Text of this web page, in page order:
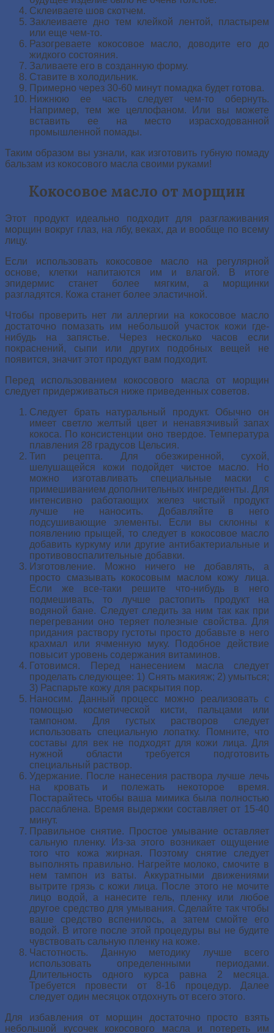
Склеиваете шов скотчем.
Заклеиваете дно тем клейкой лентой, пластырем
или еще чем-то.
Разогреваете кокосовое масло, доводите его до
жидкого состояния.
Заливаете его в созданную форму.
Ставите в холодильник.
Примерно через 30-60 минут помадка будет готова.
Нижнюю ее часть следует чем-то обернуть.
Например, тем же целлофаном. Или вы можете
вставить ее на место израсходованной
промышленной помады.
Таким образом вы узнали, как изготовить губную помаду
бальзам из кокосового масла своими руками!
Кокосовое масло от морщин
Этот продукт идеально подходит для разглаживания
морщин вокруг глаз, на лбу, веках, да и вообще по всему
лицу.
Если использовать кокосовое масло на регулярной
основе, клетки напитаются им и влагой. В итоге
эпидермис станет более мягким, а морщинки
разгладятся. Кожа станет более эластичной.
Чтобы проверить нет ли аллергии на кокосовое масло
достаточно помазать им небольшой участок кожи где-
нибудь на запястье. Через несколько часов если
покраснений, сыпи или других подобных вещей не
появится, значит этот продукт вам подходит.
Перед использованием кокосового масла от морщин
следует придерживаться ниже приведенных советов.
Следует брать натуральный продукт. Обычно он
имеет светло желтый цвет и ненавязчивый запах
кокоса. По консистенции оно твердое. Температура
плавления 28 градусов Цельсия.
Тип рецепта. Для обезжиренной, сухой,
шелушащейся кожи подойдет чистое масло. Но
можно изготавливать специальные маски с
примешиванием дополнительных ингредиенты. Для
интенсивно работающих желез чистый продукт
лучше не наносить. Добавляйте в него
подсушивающие элементы. Если вы склонны к
появлению прыщей, то следует в кокосовое масло
добавить куркуму или другие антибактериальные и
противовоспалительные добавки.
Изготовление. Можно ничего не добавлять, а
просто смазывать кокосовым маслом кожу лица.
Если же все-таки решите что-нибудь в него
подмешивать, то лучше растопить продукт на
водяной бане. Следует следить за ним так как при
перегревании оно теряет полезные свойства. Для
придания раствору густоты просто добавьте в него
крахмал или ячменную муку. Подобное действие
повысит уровень содержания витаминов.
Готовимся. Перед нанесением масла следует
проделать следующее: 1) Снять макияж; 2) умыться;
3) Распарьте кожу для раскрытия пор.
Наносим. Данный процесс можно реализовать с
помощью косметической кисти, пальцами или
тампоном. Для густых растворов следует
использовать специальную лопатку. Помните, что
составы для век не подходят для кожи лица. Для
нужной области требуется подготовить
специальный раствор.
Удержание. После нанесения раствора лучше лечь
на кровать и полежать некоторое время.
Постарайтесь чтобы ваша мимика была полностью
расслаблена. Время выдержки составляет от 15-40
минут.
Правильное снятие. Простое умывание оставляет
сальную пленку. Из-за этого возникает ощущение
того что кожа жирная. Поэтому снятие следует
выполнять правильно. Нагрейте молоко, смочите в
нем тампон из ваты. Аккуратными движениями
вытрите грязь с кожи лица. После этого не мочите
лицо водой, а нанесите гель, пленку или любое
другое средство для умывания. Сделайте так чтобы
ваше средство вспенилось, а затем смойте его
водой. В итоге после этой процедуры вы не будите
чувствовать сальную пленку на коже.
Частотность. Данную методику лучше всего
использовать определенными периодами.
Длительность одного курса равна 2 месяца.
Требуется провести от 8-16 процедур. Далее
следует один месяцок отдохнуть от всего этого.
Для избавления от морщин достаточно просто взять
небольшой кусочек кокосового масла и потереть им